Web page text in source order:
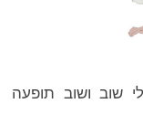
שוב ושוב תופעה